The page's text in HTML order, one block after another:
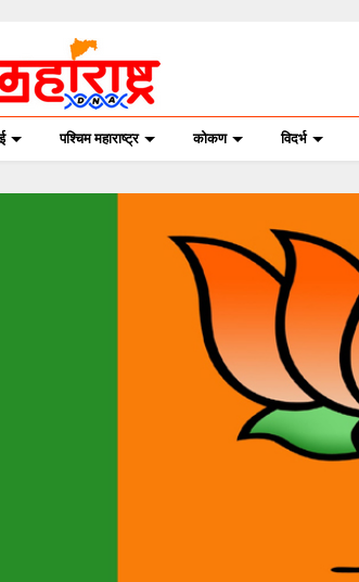
पश्चिम महाराष्ट्र कोकण विदर्भ